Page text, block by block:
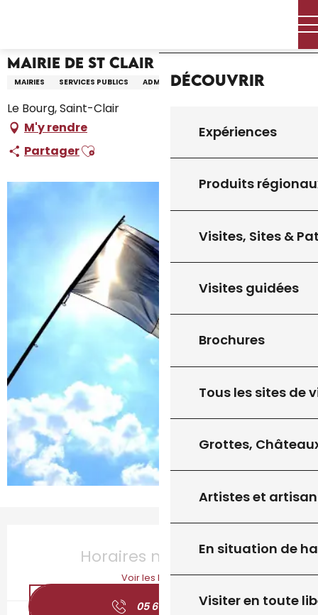
principal
Découvrir
Expériences
Produits
Visites, Sites &
Visites guidées
Brochures
Tous les sites de
Grottes,
Artistes et
En situation de
Visiter en toute
Mairie de St Clair
MAIRIES SERVICES PUBLICS ADMINISTRATION - COLLECTIVITÉ
Le Bourg, Saint-Clair
M'y rendre
PartagerAjouter aux favoris
Horaires non définis
Voir les horaires
05 65 41 16 ▒▒